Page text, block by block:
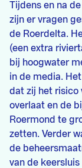
Tijdens en na
zijn er vragen
de Roerdelta.
(een extra
bij hoogwater
in de media.
dat zij het risico
overlaat en de
Roermond te
zetten. Verder
de
van de